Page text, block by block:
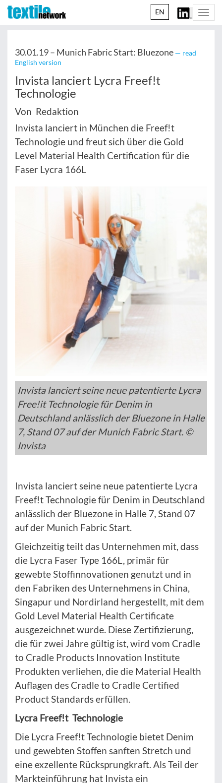
EN
30.01.19 – Munich Fabric Start: Bluezone — read
English version
Invista lanciert Lycra Freef!t
Technologie
Von Redaktion
Invista lanciert in München die Freef!t
Technologie und freut sich über die Gold
Level Material Health Certification für die
Faser Lycra 166L
Invista lanciert seine neue patentierte Lycra
Free!it Technologie für Denim in
Deutschland anlässlich der Bluezone in Halle
7, Stand 07 auf der Munich Fabric Start. ©
Invista
Invista lanciert seine neue patentierte Lycra
Freef!t Technologie für Denim in Deutschland
anlässlich der Bluezone in Halle 7, Stand 07
auf der Munich Fabric Start.
Gleichzeitig teilt das Unternehmen mit, dass
die Lycra Faser Type 166L, primär für
gewebte Stoffinnovationen genutzt und in
den Fabriken des Unternehmens in China,
Singapur und Nordirland hergestellt, mit dem
Gold Level Material Health Certificate
ausgezeichnet wurde. Diese Zertifizierung,
die für zwei Jahre gültig ist, wird vom Cradle
to Cradle Products Innovation Institute
Produkten verliehen, die die Material Health
Auflagen des Cradle to Cradle Certified
Product Standards erfüllen.
Lycra Freef!t Technologie
Die Lycra Freef!t Technologie bietet Denim
und gewebten Stoffen sanften Stretch und
eine exzellente Rücksprungkraft. Als Teil der
Markteinführung hat Invista ein